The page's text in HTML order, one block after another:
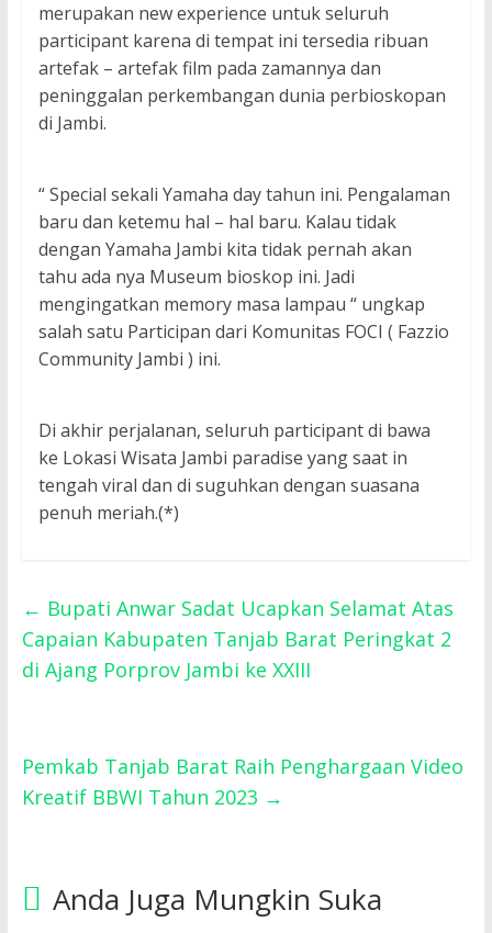
merupakan new experience untuk seluruh
participant karena di tempat ini tersedia ribuan
artefak – artefak film pada zamannya dan
peninggalan perkembangan dunia perbioskopan
di Jambi.
“ Special sekali Yamaha day tahun ini. Pengalaman
baru dan ketemu hal – hal baru. Kalau tidak
dengan Yamaha Jambi kita tidak pernah akan
tahu ada nya Museum bioskop ini. Jadi
mengingatkan memory masa lampau “ ungkap
salah satu Participan dari Komunitas FOCI ( Fazzio
Community Jambi ) ini.
Di akhir perjalanan, seluruh participant di bawa
ke Lokasi Wisata Jambi paradise yang saat in
tengah viral dan di suguhkan dengan suasana
penuh meriah.(*)
← Bupati Anwar Sadat Ucapkan Selamat Atas
Capaian Kabupaten Tanjab Barat Peringkat 2
di Ajang Porprov Jambi ke XXIII
Pemkab Tanjab Barat Raih Penghargaan Video
Kreatif BBWI Tahun 2023 →
Anda Juga Mungkin Suka